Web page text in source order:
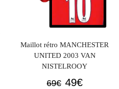
Maillot rétro MANCHESTER
UNITED 2003 VAN
NISTELROOY
69€ Le
49€Le